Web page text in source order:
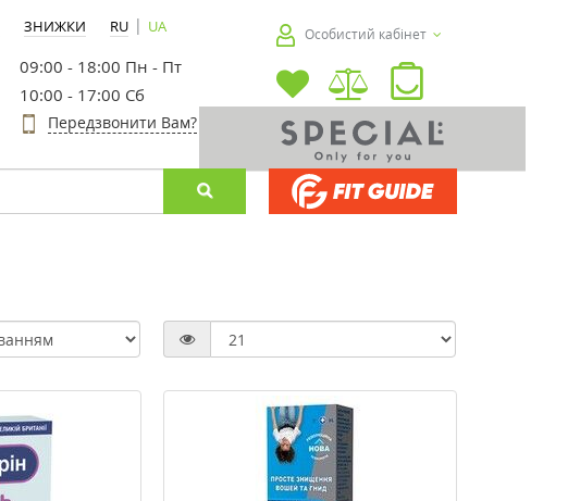
ЗНИЖКИ RU | UA
09:00 - 18:00 Пн - Пт
10:00 - 17:00 Сб
Передзвонити Вам?
Особистий кабінет